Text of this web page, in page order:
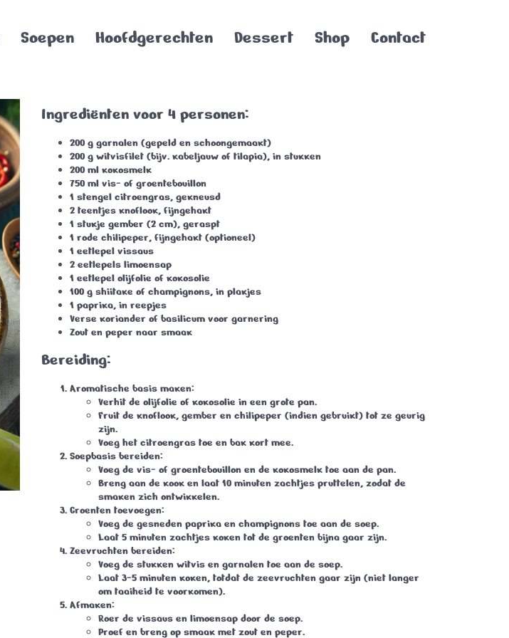
Soepen Hoofdgerechten Dessert Shop Contact
Ingrediënten voor 4 personen:
200 g garnalen (gepeld en schoongemaakt)
200 g witvisfilet (bijv. kabeljauw of tilapia), in stukken
200 ml kokosmelk
750 ml vis- of groentebouillon
1 stengel citroengras, gekneusd
2 teentjes knoflook, fijngehakt
1 stukje gember (2 cm), geraspt
1 rode chilipeper, fijngehakt (optioneel)
1 eetlepel vissaus
2 eetlepels limoensap
1 eetlepel olijfolie of kokosolie
100 g shiitake of champignons, in plakjes
1 paprika, in reepjes
Verse koriander of basilicum voor garnering
Zout en peper naar smaak
Bereiding:
Aromatische basis maken:
Verhit de olijfolie of kokosolie in een grote pan.
Fruit de knoflook, gember en chilipeper (indien gebruikt) tot ze geurig
zijn.
Voeg het citroengras toe en bak kort mee.
Soepbasis bereiden:
Voeg de vis- of groentebouillon en de kokosmelk toe aan de pan.
Breng aan de kook en laat 10 minuten zachtjes pruttelen, zodat de
smaken zich ontwikkelen.
Groenten toevoegen:
Voeg de gesneden paprika en champignons toe aan de soep.
Laat 5 minuten zachtjes koken tot de groenten bijna gaar zijn.
Zeevruchten bereiden:
Voeg de stukken witvis en garnalen toe aan de soep.
Laat 3-5 minuten koken, totdat de zeevruchten gaar zijn (niet langer
om taaiheid te voorkomen).
Afmaken:
Roer de vissaus en limoensap door de soep.
Proef en breng op smaak met zout en peper.